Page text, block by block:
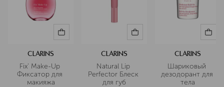
CLARINS
Fix' Make-Up
Фиксатор для
макияжа
CLARINS
Natural Lip
Perfector Блеск
для губ
CLARINS
Шариковый
дезодорант для
тела